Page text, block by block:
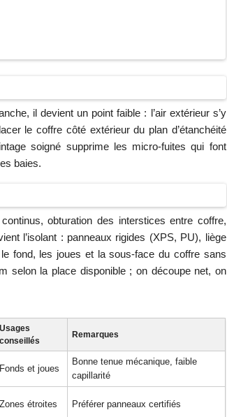
il devient un point faible : l’air extérieur s’y
le coffre côté extérieur du plan d’étanchéité
soigné supprime les micro-fuites qui font
baies.
obturation des interstices entre coffre,
l’isolant : panneaux rigides (XPS, PU), liège
fond, les joues et la sous-face du coffre sans
selon la place disponible ; on découpe net, on
Usages
conseillés
Remarques
Fonds et joues
Bonne tenue mécanique, faible
capillarité
Zones étroites Préférer panneaux certifiés